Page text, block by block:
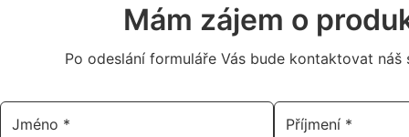
Mám zájem o
Po odeslání formuláře Vás bude kontaktovat náš